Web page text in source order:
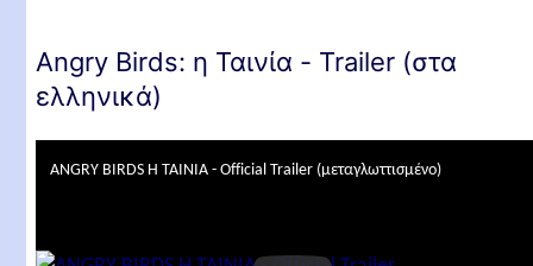
Angry Birds: η Ταινία - Trailer (στα
ελληνικά)
ANGRY BIRDS Η ΤΑΙΝΙΑ - Official Trailer (μεταγλωττισμένο)